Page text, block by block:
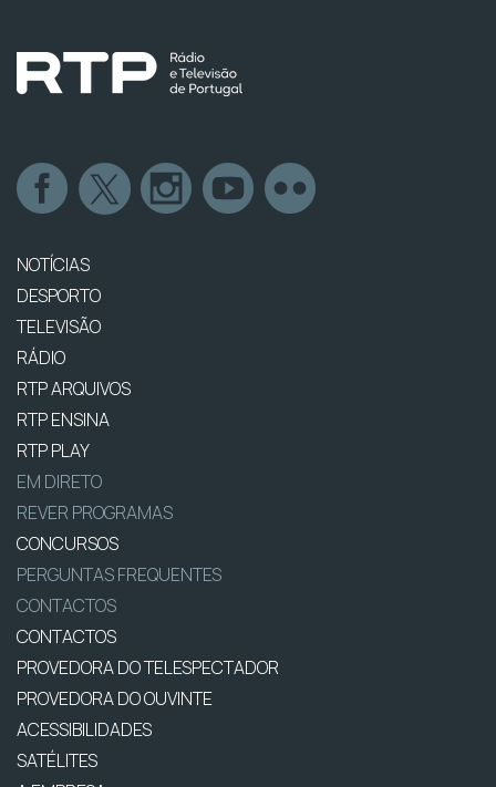
NOTÍCIAS
DESPORTO
TELEVISÃO
RÁDIO
RTP ARQUIVOS
RTP ENSINA
RTP PLAY
EM DIRETO
REVER PROGRAMAS
CONCURSOS
PERGUNTAS FREQUENTES
CONTACTOS
CONTACTOS
PROVEDORA DO TELESPECTADOR
PROVEDORA DO OUVINTE
ACESSIBILIDADES
SATÉLITES